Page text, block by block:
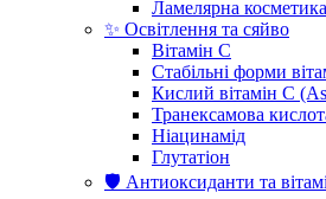
Ламелярна косметика
✨ Освітлення та сяйво
Вітамін С
Стабільні форми
Кислий вітамін С
Транексамова
Ніацинамід
Глутатіон
🛡️ Антиоксиданти та